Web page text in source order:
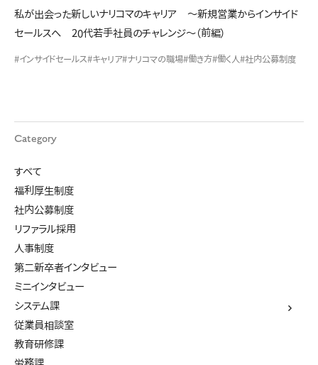
私が出会った新しいナリコマのキャリア ～新規営業からインサイド
セールスへ 20代若手社員のチャレンジ～（前編）
#インサイドセールス#キャリア#ナリコマの職場#働き方#働く人#社内公募制度
Category
すべて
福利厚生制度
社内公募制度
リファラル採用
人事制度
第二新卒者インタビュー
ミニインタビュー
システム課
従業員相談室
教育研修課